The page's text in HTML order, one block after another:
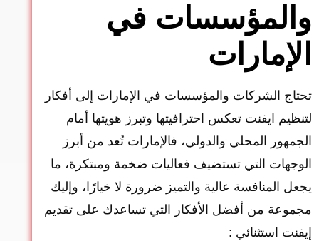
والمؤسسات في
الإمارات
تحتاج الشركات والمؤسسات في الإمارات إلى أفكار
لتنظيم ايفنت تعكس احترافيتها وتبرز هويتها أمام
الجمهور المحلي والدولي، فالإمارات تُعد من أبرز
الوجهات التي تستضيف فعاليات ضخمة ومبتكرة، ما
يجعل المنافسة عالية والتميز ضرورة لا خيارًا، وإليك
مجموعة من أفضل الأفكار التي تساعدك على تقديم
إيفنت استثنائي :